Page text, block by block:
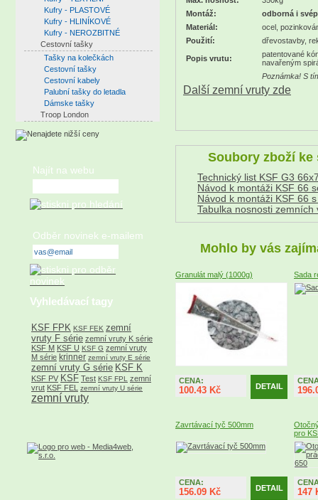
Montáž:
odborná i
Materiál:
ocel,
Použití:
dřevostavby,
Popis vrutu:
patentované
navařeným
Poznámka! S
Další zemní vruty zde
Soubory zboží ke
Technický list KSF G3
Návod k montáži KSF 66
Návod k montáži KSF 66
Tabulka nosnosti zemních
Mohlo by vás
Granulát malý (1000g) Sada
CENA:
100.43 Kč DETAIL
Zavrtávací tyč 500mm
pro
CENA:
156.09 Kč DETAIL 147
Kufry - PLASTOVÉ
Kufry - HLINÍKOVÉ
Kufry - NEROZBITNÉ
Cestovní tašky
Tašky na kolečkách
Cestovní tašky
Cestovní kabely
Palubní tašky do letadla
Dámske tašky
Troop London
Najít na webu
Odběr novinek e-mailem
Vyhledávací tagy
KSF FPK KSF FEK zemní
vruty F série zemní vruty K série
KSF M KSF U KSF G zemní vruty
M série krinner zemní vruty E série
zemní vruty G série KSF K
KSF PV KSF Test KSF FPL zemní
vrut KSF FEL zemní vruty U série
zemní vruty